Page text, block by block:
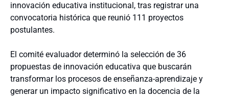
innovación educativa institucional, tras registrar una
convocatoria histórica que reunió 111 proyectos
postulantes.
El comité evaluador determinó la selección de 36
propuestas de innovación educativa que buscarán
transformar los procesos de enseñanza-aprendizaje y
generar un impacto significativo en la docencia de la